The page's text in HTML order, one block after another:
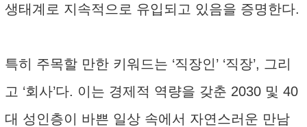
생태계로 지속적으로 유입되고 있음을 증명한다.
특히 주목할 만한 키워드는 ‘직장인’ ‘직장’, 그리
고 ‘회사’다. 이는 경제적 역량을 갖춘 2030 및 40
대 성인층이 바쁜 일상 속에서 자연스러운 만남